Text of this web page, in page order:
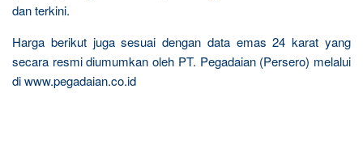
dan terkini.
Harga berikut juga sesuai dengan data emas 24 karat yang
secara resmi diumumkan oleh PT. Pegadaian (Persero) melalui
di www.pegadaian.co.id